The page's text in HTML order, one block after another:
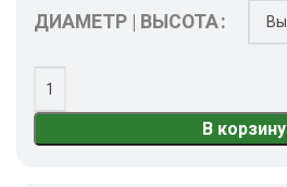
ДИАМЕТР | ВЫСОТА
В корзину